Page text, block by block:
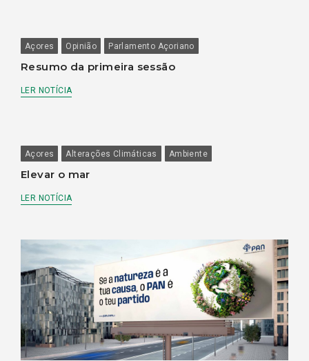
Açores Opinião Parlamento Açoriano
Resumo da primeira sessão
LER NOTÍCIA
Açores Alterações Climáticas Ambiente
Elevar o mar
LER NOTÍCIA